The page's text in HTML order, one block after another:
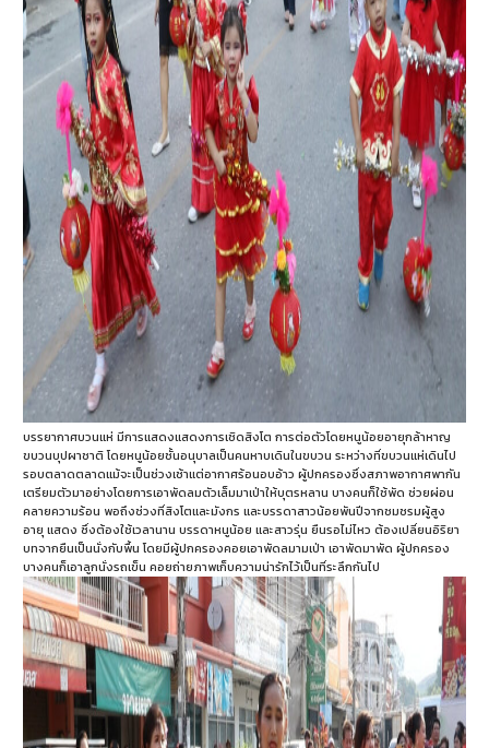
บรรยากาศบวนแห่ มีการแสดงแสดงการเชิดสิงโต การต่อตัวโดยหนูน้อยอายุกล้าหาญ
ขบวนบุปผาชาติ โดยหนูน้อยชั้นอนุบาลเป็นคนหาบเดินในขบวน ระหว่างที่ขบวนแห่เดินไป
รอบตลาดตลาดแม้จะเป็นช่วงเช้าแต่อากาศร้อนอบอ้าว ผู้ปกครองซึ่งสภาพอากาศพากัน
เตรียมตัวมาอย่างโดยการเอาพัดลมตัวเล็มมาเป่าให้บุตรหลาน บางคนก็ใช้พัด ช่วยผ่อน
คลายความร้อน พอถึงช่วงที่สิงโตและมังกร และบรรดาสาวน้อยพันปีจากชมชรมผู้สูง
อายุ แสดง ซึ่งต้องใช้เวลานาน บรรดาหนูน้อย และสาวรุ่น ยืนรอไม่ไหว ต้องเปลี่ยนอิริยา
บทจากยืนเป็นนั่งกับพื้น โดยมีผู้ปกครองคอยเอาพัดลมามเป่า เอาพัดมาพัด ผู้ปกครอง
บางคนก็เอาลูกนั่งรถเข็น คอยถ่ายภาพเก็บความน่ารักไว้เป็นที่ระลึกกันไป